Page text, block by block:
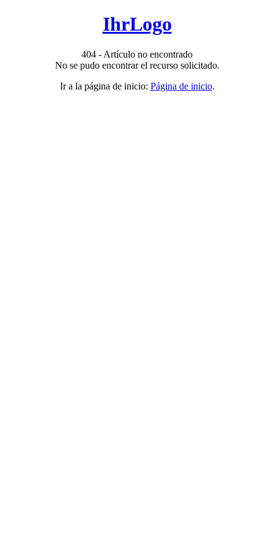
IhrLogo
404 - Artículo no encontrado
No se pudo encontrar el recurso solicitado.
Ir a la página de inicio: Página de inicio.